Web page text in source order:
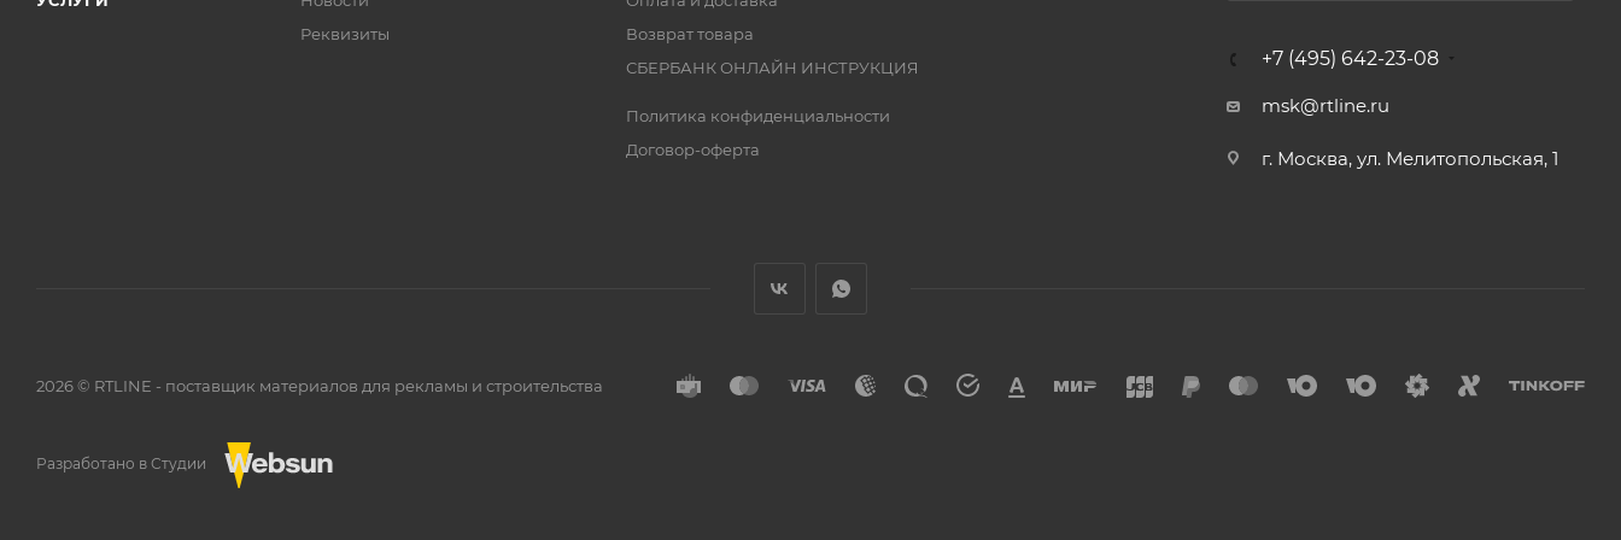
Реквизиты
Возврат товара
СБЕРБАНК ОНЛАЙН ИНСТРУКЦИЯ
Политика конфиденциальности
Договор-оферта
+7 (495) 642-23-08
msk@rtline.ru
г. Москва, ул. Мелитопольская, 1
2026 © RTLINE - поставщик материалов для рекламы и строительства
Разработано в Студии